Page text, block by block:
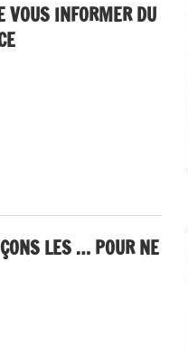
VOUS INFORMER DU
LES … POUR NE